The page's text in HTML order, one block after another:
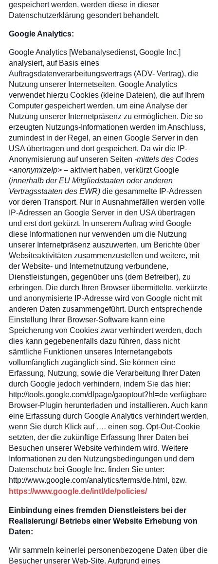
gespeichert werden, werden diese in dieser
Datenschutzerklärung gesondert behandelt.
Google Analytics:
Google Analytics [Webanalysedienst, Google Inc.]
analysiert, auf Basis eines
Auftragsdatenverarbeitungsvertrags (ADV- Vertrag), die
Nutzung unserer Internetseiten. Google Analytics
verwendet hierzu Cookies (kleine Dateien), die auf Ihrem
Computer gespeichert werden, um eine Analyse der
Nutzung unserer Internetpräsenz zu ermöglichen. Die so
erzeugten Nutzungs-Informationen werden im Anschluss,
zumindest in der Regel, an einen Google Server in den
USA übertragen und dort gespeichert. Da wir die IP-
Anonymisierung auf unseren Seiten -mittels des Codes
<anonymizeIp> – aktiviert haben, verkürzt Google
(innerhalb der EU Mitgliedstaaten oder anderen
Vertragsstaaten des EWR) die gesammelte IP-Adressen
vor deren Transport. Nur in Ausnahmefällen werden volle
IP-Adressen an Google Server in den USA übertragen
und erst dort gekürzt. In unserem Auftrag wird Google
diese Informationen nur verwenden um die Nutzung
unserer Internetpräsenz auszuwerten, um Berichte über
Websiteaktivitäten zusammenzustellen und weitere, mit
der Website- und Internetnutzung verbundene,
Dienstleistungen, gegenüber uns (dem Betreiber), zu
erbringen. Die durch Ihren Browser übermittelte, verkürzte
und anonymisierte IP-Adresse wird von Google nicht mit
anderen Daten zusammengeführt. Durch entsprechende
Einstellung Ihrer Browser-Software kann eine
Speicherung von Cookies zwar verhindert werden, doch
dies kann gegebenenfalls dazu führen, dass nicht
sämtliche Funktionen unseres Internetangebots
vollumfänglich zugänglich sind. Sie können eine
Erfassung, Nutzung, sowie die Verarbeitung Ihrer Daten
durch Google jedoch verhindern, indem Sie das hier:
http://tools.google.com/dlpage/gaoptout?hl=de verfügbare
Browser-Plugin herunterladen und installieren. Auch kann
eine Erfassung durch Google Analytics verhindert werden,
wenn Sie durch Klick auf …. einen sog. Opt-Out-Cookie
setzten, der die zukünftige Erfassung Ihrer Daten bei
Besuchen unserer Website verhindern wird. Weitere
Informationen zu den Nutzungsbedingungen und dem
Datenschutz bei Google Inc. finden Sie unter:
http://www.google.com/analytics/terms/de.html, bzw.
https://www.google.de/intl/de/policies/
Einbindung eines fremden Dienstleisters bei der
Realisierung/ Betriebs einer Website Erhebung von
Daten:
Wir sammeln keinerlei personenbezogene Daten über die
Besucher unserer Web-Site. Aufgrund eines